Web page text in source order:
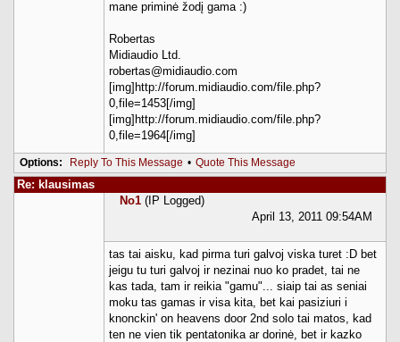
mane priminė žodį gama :)
Robertas
Midiaudio Ltd.
robertas@midiaudio.com
[img]http://forum.midiaudio.com/file.php?
0,file=1453[/img]
[img]http://forum.midiaudio.com/file.php?
0,file=1964[/img]
Options: Reply To This Message • Quote This Message
Re: klausimas
No1 (IP Logged)
April 13, 2011 09:54AM
tas tai aisku, kad pirma turi galvoj viska turet :D bet
jeigu tu turi galvoj ir nezinai nuo ko pradet, tai ne
kas tada, tam ir reikia "gamu"... siaip tai as seniai
moku tas gamas ir visa kita, bet kai pasiziuri i
knonckin' on heavens door 2nd solo tai matos, kad
ten ne vien tik pentatonika ar dorinė, bet ir kazko